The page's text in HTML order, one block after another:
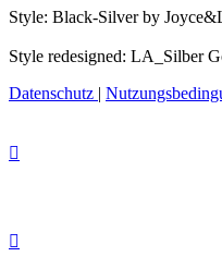
Style: Black-Silver by
Style redesigned: LA_Silber
Datenschutz |